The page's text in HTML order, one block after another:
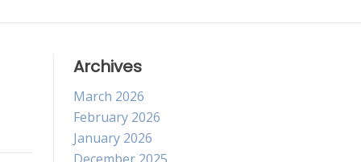
Archives
March 2026
February 2026
January 2026